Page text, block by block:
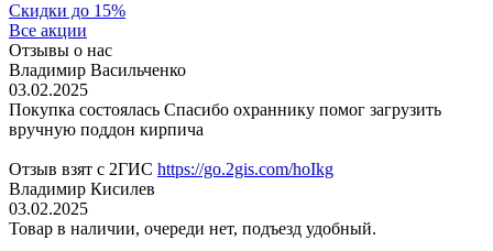
Скидки до 15%
Все акции
Отзывы о нас
Владимир Васильченко
03.02.2025
Покупка состоялась Спасибо охраннику помог загрузить
вручную поддон кирпича
Отзыв взят с 2ГИС https://go.2gis.com/hoIkg
Владимир Кисилев
03.02.2025
Товар в наличии, очереди нет, подъезд удобный.